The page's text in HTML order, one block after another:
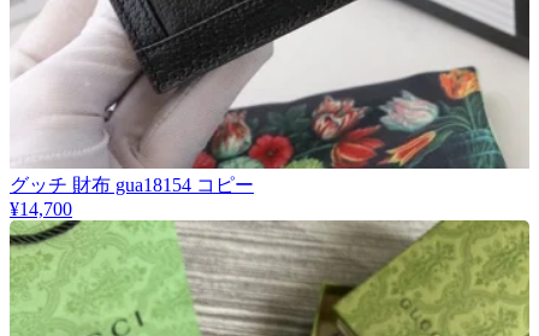
グッチ 財布 gua18154 コピー
¥14,700